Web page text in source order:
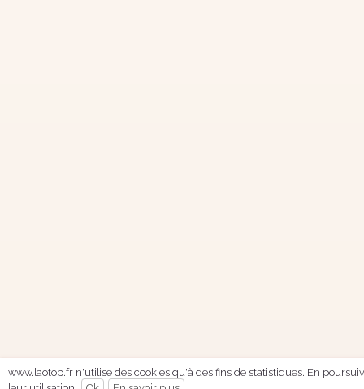
www.laotop.fr n'utilise des cookies qu'à des fins de statistiques. En